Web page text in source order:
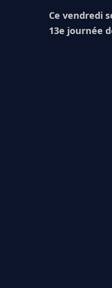
Ce vendredi
13e journée